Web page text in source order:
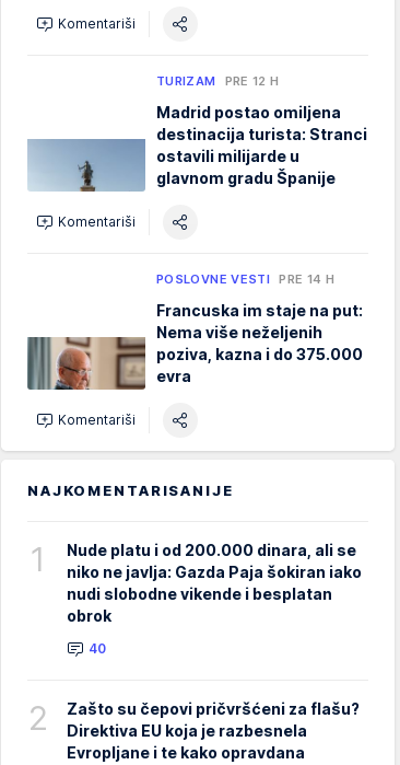
Komentariši
TURIZAM PRE 12 H
Madrid postao omiljena
destinacija turista: Stranci
ostavili milijarde u
glavnom gradu Španije
Komentariši
POSLOVNE VESTI PRE 14 H
Francuska im staje na put:
Nema više neželjenih
poziva, kazna i do 375.000
evra
Komentariši
NAJKOMENTARISANIJE
1
Nude platu i od 200.000 dinara, ali se
niko ne javlja: Gazda Paja šokiran iako
nudi slobodne vikende i besplatan
obrok
40
2
Zašto su čepovi pričvršćeni za flašu?
Direktiva EU koja je razbesnela
Evropljane i te kako opravdana